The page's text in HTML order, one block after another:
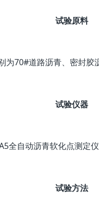
试验原料
70#道路沥青、密封胶
试验仪器
全自动沥青软化点测定仪
试验方法